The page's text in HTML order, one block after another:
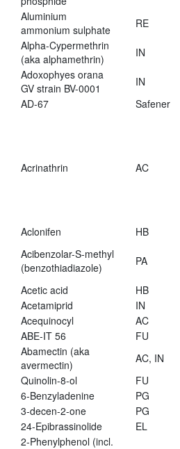
Aluminium
ammonium sulphate
RE
Alpha-Cypermethrin
(aka alphamethrin)
IN
Adoxophyes orana
GV strain BV-0001
IN
AD-67
Safener
Acrinathrin AC
Aclonifen HB
Acibenzolar-S-methyl
(benzothiadiazole)
PA
Acetic acid
HB
Acetamiprid
IN
Acequinocyl
AC
ABE-IT 56
FU
Abamectin (aka
avermectin)
AC, IN
Quinolin-8-ol
FU
6-Benzyladenine
PG
3-decen-2-one
PG
24-Epibrassinolide
EL
2-Phenylphenol (incl.